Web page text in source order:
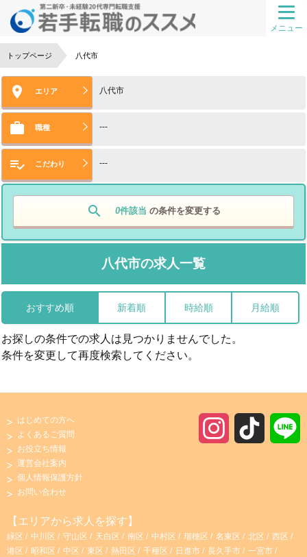
メニュー
トップページ 八代市
 エリア 八代市
 職種 ---
 こだわり ---
search 0件該当 の条件を変更する
八代市の求人一覧
おすすめ順 新着順 時給順 月給順
お探しの条件での求人は見つかりませんでした。
条件を変更して再度検索してください。
a o
はじめての方へ
よくあるご質問
お役立ち情報
運営会社案内
個人情報保護方針
お問い合わせ
【エリアから求人を探す】
緑区 中川区 守山区 天白区 南区 中村区 瑞穂区 名東区 北区
西区
港区
昭和区 中区 東区 熱田区 千種区 日進市 長久手市
一宮市